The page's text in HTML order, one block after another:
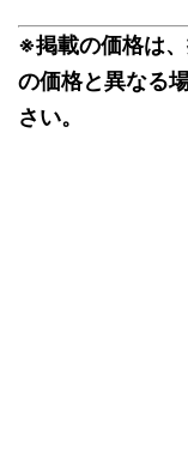
※掲載の価格は
の価格と異なる
さい。